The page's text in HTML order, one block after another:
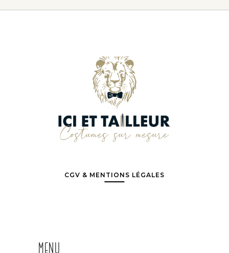
CGV & MENTIONS LÉGALES
MENU